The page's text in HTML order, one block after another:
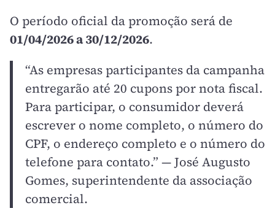
O período oficial da promoção será de
01/04/2026 a 30/12/2026.
“As empresas participantes da campanha
entregarão até 20 cupons por nota fiscal.
Para participar, o consumidor deverá
escrever o nome completo, o número do
CPF, o endereço completo e o número do
telefone para contato.” — José Augusto
Gomes, superintendente da associação
comercial.